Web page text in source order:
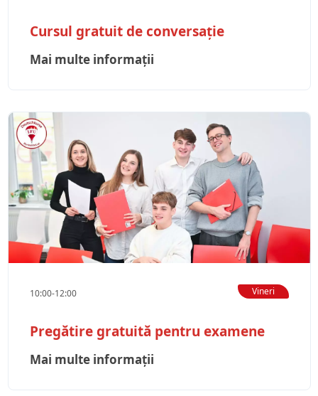
Cursul gratuit de conversație
Mai multe informații
10:00-12:00 Vineri
Pregătire gratuită pentru examene
Mai multe informații